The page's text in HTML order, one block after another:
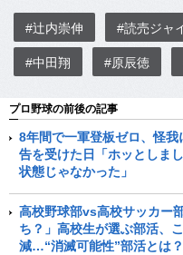
#辻内崇伸 #読売ジャ
#中田翔 #原辰徳
プロ野球の前後の記事
8年間で一軍登板ゼロ、怪
告を受けた日「ホッとしま
状態じゃなかった」
高校野球部vs高校サッカー
ち？」高校生が選ぶ部活、
減…“消滅可能性”部活とは？